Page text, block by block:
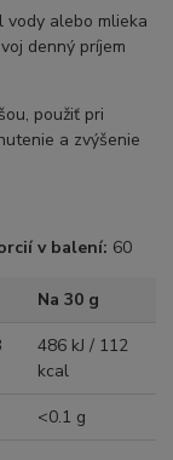
vody alebo mlieka
denný príjem
použiť pri
a zvýšenie
v balení: 60
Na 30 g
486 kJ / 112
kcal
<0.1 g